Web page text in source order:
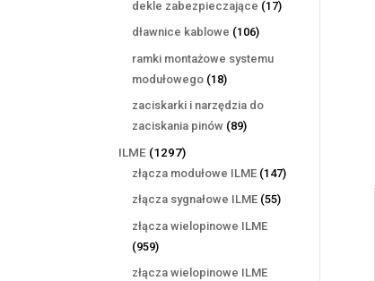
dekle zabezpieczające 1717
dławnice kablowe 106106
ramki montażowe systemu
modułowego 1818
produktów
zaciskarki i narzędzia do
zaciskania pinów 8989
ILME 12971297
produktów
złącza modułowe ILME 147147
złącza sygnałowe ILME 5555
złącza wielopinowe ILME
959959
produktów
złącza wielopinowe ILME